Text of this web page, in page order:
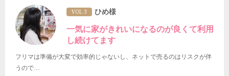
VOL 3 ひめ様
一気に家がきれいになるのが良くて利用
し続けてます
フリマは準備が大変で効率的じゃないし、ネットで売るのはリスクが伴
うので…